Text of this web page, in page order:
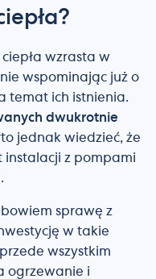
wzrasta w
wspominając już o
temat ich istnienia.
dwukrotnie
jednak wiedzieć, że
instalacji z pompami
sprawę z
w takie
wszystkim
ogrzewanie i